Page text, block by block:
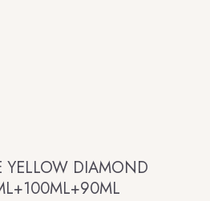
YELLOW DIAMOND